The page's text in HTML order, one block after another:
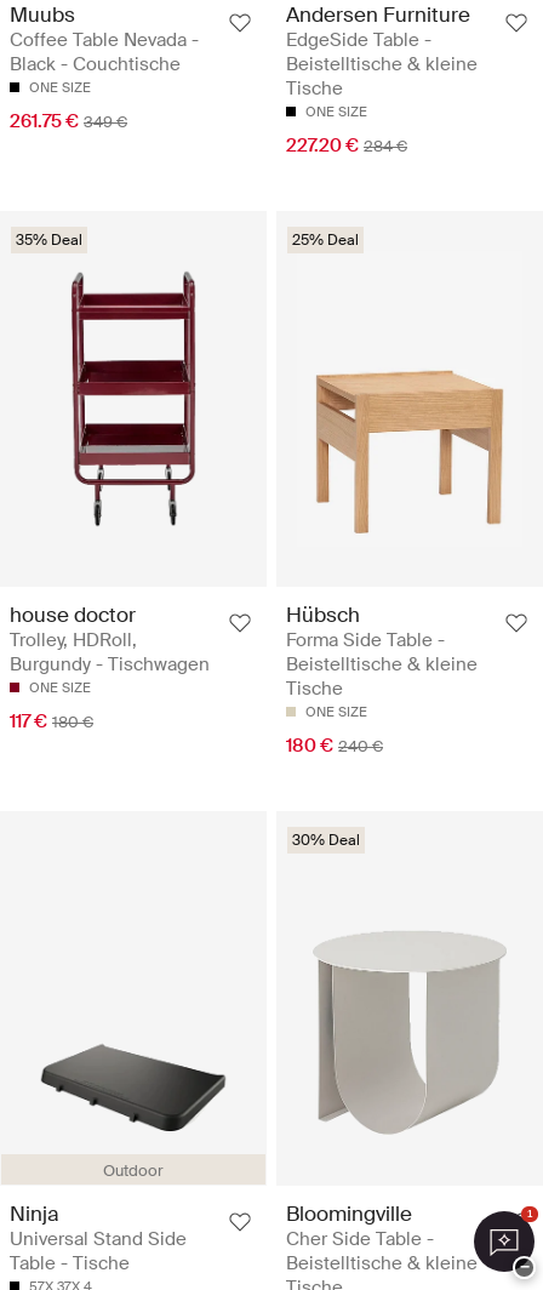
Muubs
Coffee Table Nevada -
Black - Couchtische
ONE SIZE
261.75 € 349 €
Andersen Furniture
EdgeSide Table -
Beistelltische & kleine
Tische
ONE SIZE
227.20 € 284 €
35% Deal
house doctor
Trolley, HDRoll,
Burgundy - Tischwagen
ONE SIZE
117 € 180 €
25% Deal
Hübsch
Forma Side Table -
Beistelltische & kleine
Tische
ONE SIZE
180 € 240 €
Outdoor
Ninja
Universal Stand Side
Table - Tische
57X 37X 4
30% Deal
Bloomingville
Cher Side Table -
Beistelltische & kleine
1
−